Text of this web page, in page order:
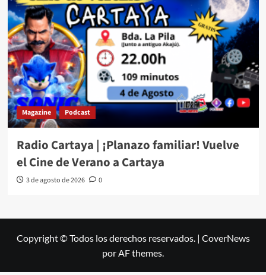
Magazine Podcast
Radio Cartaya | ¡Planazo familiar! Vuelve
el Cine de Verano a Cartaya
3 de agosto de 2026 0
Copyright © Todos los derechos reservados. | CoverNews
por AF themes.